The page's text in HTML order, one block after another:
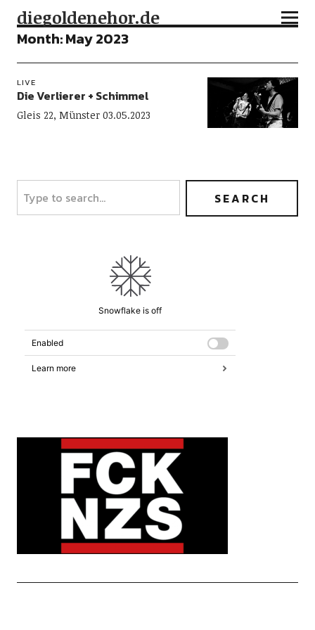
diegoldenehor.de
Month:May 2023
LIVE
Die Verlierer + Schimmel
Gleis 22, Münster 03.05.2023